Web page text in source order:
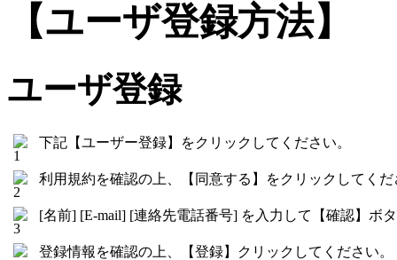
【ユーザ登録方法】
ユーザ登録
下記【ユーザー登録】をクリックしてください。
利用規約を確認の上、【同意する】をクリックしてくだ
[名前] [E-mail] [連絡先電話番号] を入力して【確認】ボ
登録情報を確認の上、【登録】クリックしてください。